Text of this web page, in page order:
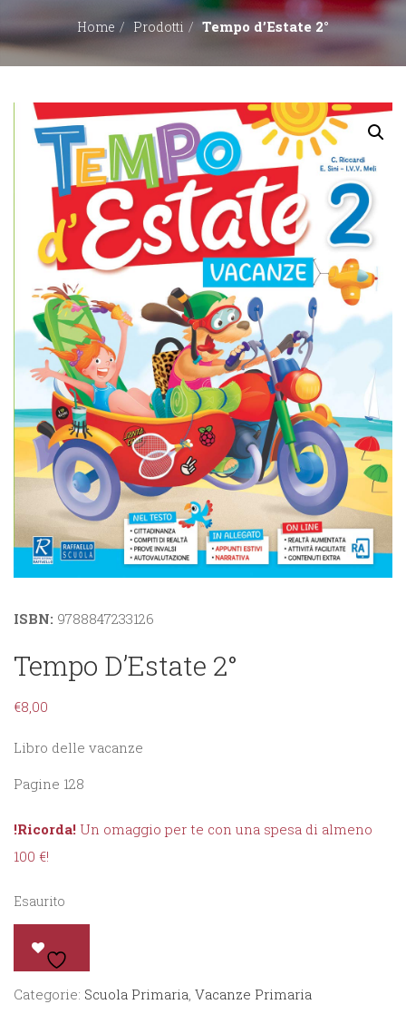
EDITORI
LIBRERIE
Home Prodotti Tempo d’Estate 2°
ISBN: 9788847233126
Tempo D’Estate 2°
€8,00
Libro delle vacanze
Pagine 128
!Ricorda! Un omaggio per te con una spesa di almeno
100 €!
Esaurito
Categorie: Scuola Primaria, Vacanze Primaria